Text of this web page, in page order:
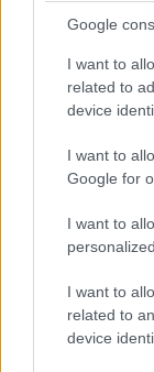
Google
I want to
related to
device
I want to
Google for
I want to
I want to
related to
device
értékű tárgyi
hozzá a győri
GALÉRIA